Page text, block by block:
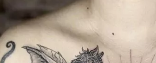
quasi viva sulla pelle.
Japanese: uno dei più